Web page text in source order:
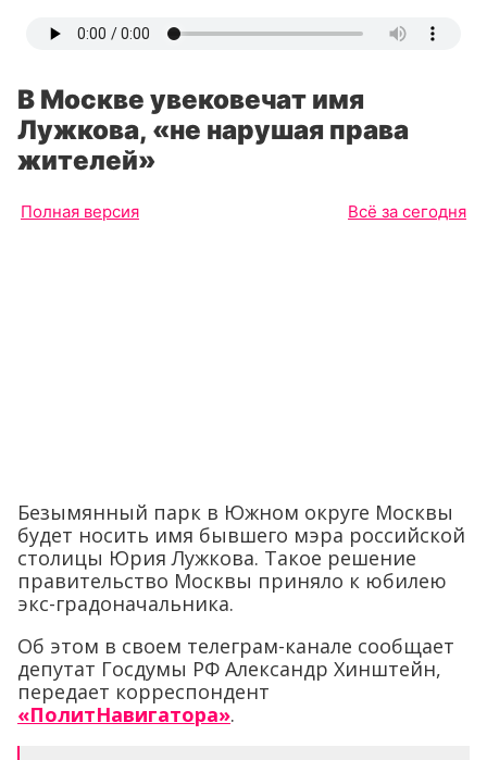
В Москве увековечат имя
Лужкова, «не нарушая права
жителей»
Полная версия Всё за сегодня
Безымянный парк в Южном округе Москвы
будет носить имя бывшего мэра российской
столицы Юрия Лужкова. Такое решение
правительство Москвы приняло к юбилею
экс-градоначальника.
Об этом в своем телеграм-канале сообщает
депутат Госдумы РФ Александр Хинштейн,
передает корреспондент
«ПолитНавигатора».